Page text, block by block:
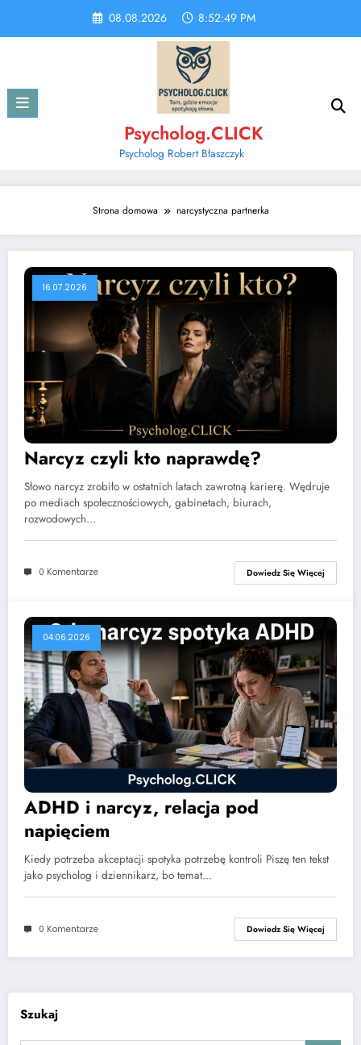
content
08.08.2026 8:52:50 PM
Psycholog.CLICK
Psycholog Robert Błaszczyk
Strona domowa narcystyczna partnerka
16.07.2026
Narcyz czyli kto naprawdę?
Słowo narcyz zrobiło w ostatnich latach zawrotną karierę. Wędruje
po mediach społecznościowych, gabinetach, biurach,
rozwodowych…
0 Komentarze Dowiedz Się Więcej
04.06.2026
ADHD i narcyz, relacja pod
napięciem
Kiedy potrzeba akceptacji spotyka potrzebę kontroli Piszę ten tekst
jako psycholog i dziennikarz, bo temat…
0 Komentarze Dowiedz Się Więcej
Szukaj